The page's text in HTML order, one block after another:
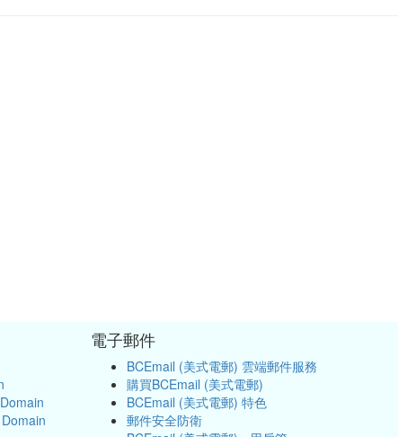
電子郵件
BCEmail (美式電郵) 雲端郵件服務
購買BCEmail (美式電郵)
BCEmail (美式電郵) 特色
郵件安全防衛